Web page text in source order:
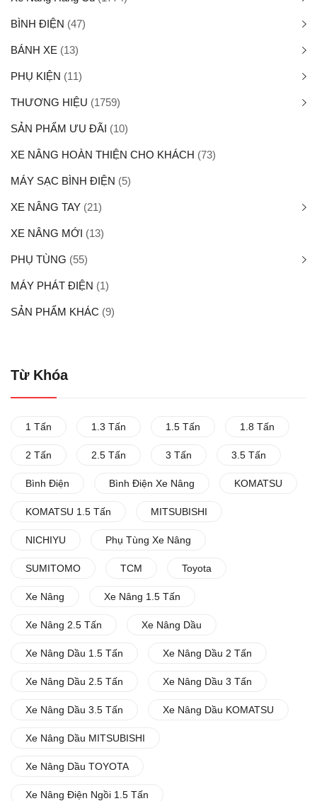
BÌNH ĐIỆN (47)
BÁNH XE (13)
PHỤ KIỆN (11)
THƯƠNG HIỆU (1759)
SẢN PHẨM ƯU ĐÃI (10)
XE NÂNG HOÀN THIỆN CHO KHÁCH (73)
MÁY SẠC BÌNH ĐIỆN (5)
XE NÂNG TAY (21)
XE NÂNG MỚI (13)
PHỤ TÙNG (55)
MÁY PHÁT ĐIỆN (1)
SẢN PHẨM KHÁC (9)
Từ Khóa
1 Tấn 1.3 Tấn 1.5 Tấn 1.8 Tấn
2 Tấn 2.5 Tấn 3 Tấn 3.5 Tấn
Bình Điện Bình Điện Xe Nâng KOMATSU
KOMATSU 1.5 Tấn MITSUBISHI
NICHIYU Phụ Tùng Xe Nâng
SUMITOMO TCM Toyota
Xe Nâng Xe Nâng 1.5 Tấn
Xe Nâng 2.5 Tấn Xe Nâng Dầu
Xe Nâng Dầu 1.5 Tấn Xe Nâng Dầu 2 Tấn
Xe Nâng Dầu 2.5 Tấn Xe Nâng Dầu 3 Tấn
Xe Nâng Dầu 3.5 Tấn Xe Nâng Dầu KOMATSU
Xe Nâng Dầu MITSUBISHI
Xe Nâng Dầu TOYOTA
Xe Nâng Điện Ngồi 1.5 Tấn